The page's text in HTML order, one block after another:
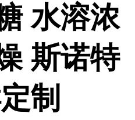
水溶浓
斯诺特
制